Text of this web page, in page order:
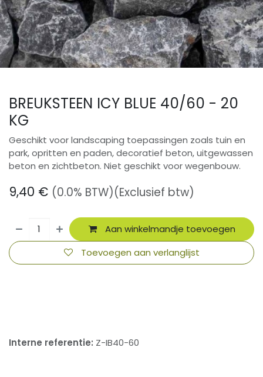
BREUKSTEEN ICY BLUE 40/60 - 20
KG
Geschikt voor landscaping toepassingen zoals tuin en
park, opritten en paden, decoratief beton, uitgewassen
beton en zichtbeton. Niet geschikt voor wegenbouw.
9,40 € (0.0% BTW)(Exclusief btw)
Aan winkelmandje toevoegen
Toevoegen aan verlanglijst
Interne referentie: Z-IB40-60